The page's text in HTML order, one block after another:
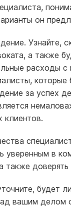
он
Узнайте,
а также
расходы с
которые
за успех
клиентов.
уверенным в
также доверять
будет
вашим делом